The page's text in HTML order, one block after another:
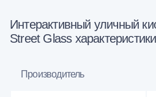
Интерактивный уличный
Street Glass
Производитель